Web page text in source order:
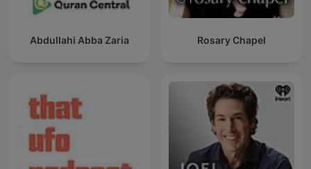
Abdullahi Abba Zaria Rosary Chapel